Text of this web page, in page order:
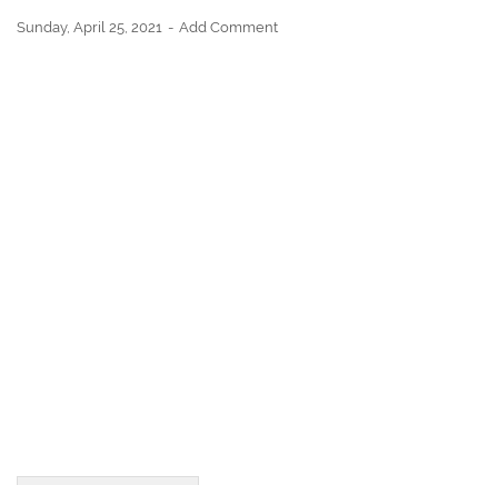
Sunday, April 25, 2021 Add Comment